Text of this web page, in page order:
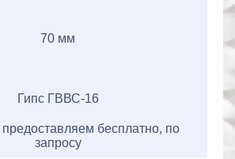
70 мм
Гипс ГВВС-16
бесплатно, по
запросу